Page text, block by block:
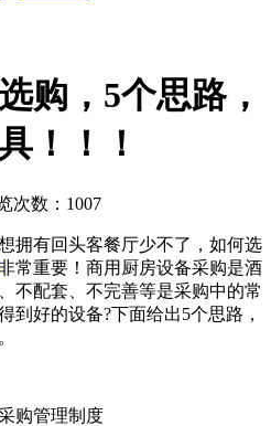
购，5个思路，
！！！
次数：1007
拥有回头客餐厅少不了，如何选
常重要！商用厨房设备采购是酒
不配套、不完善等是采购中的常
到好的设备?下面给出5个思路，
购管理制度